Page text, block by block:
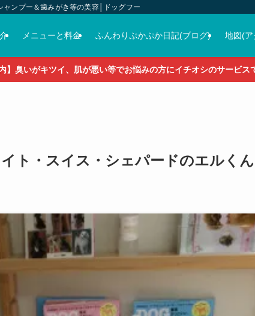
ンプー＆歯みがき等の美容│ドッグフード＆おやつ＆各種グッズの販売
メニューと料金 ふんわりぷかぷか日記(ブログ) 地図(
】臭いがキツイ、肌が悪い等でお悩みの方にイチオシのサービス
ト・スイス・シェパードのエルくん